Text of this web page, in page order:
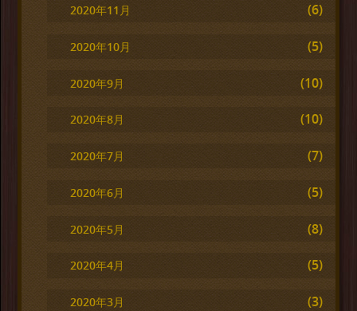
2020年11月 (6)
2020年10月 (5)
2020年9月 (10)
2020年8月 (10)
2020年7月 (7)
2020年6月 (5)
2020年5月 (8)
2020年4月 (5)
2020年3月 (3)